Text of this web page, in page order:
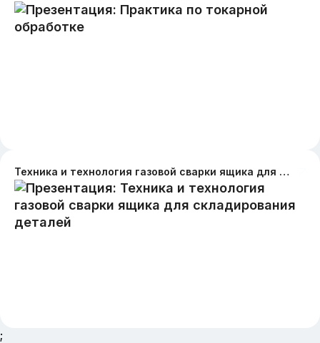
Техника и технология газовой сварки ящика для складирования деталей
;